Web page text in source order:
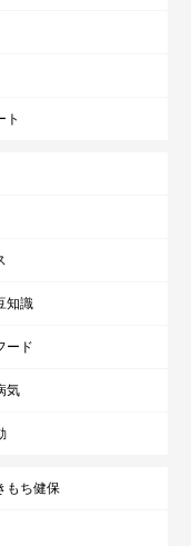
ト
知識
ード
気
もち健保